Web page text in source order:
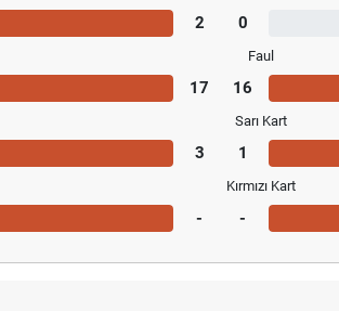
2 0
Faul
17 16
Sarı Kart
3 1
Kırmızı Kart
- -